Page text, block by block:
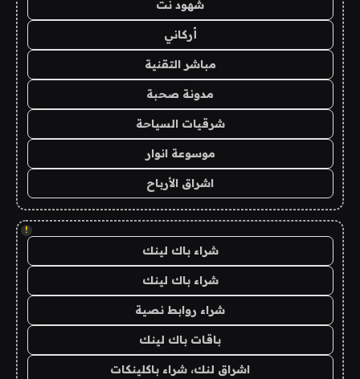
شهود نت
أركاني
مباشر التقنية
مدونة صحبة
شرقيات السياحة
موسوعة انوار
اشراق الأرباح
!
شراء باك لينك
شراء باك لينك
شراء روابط نصية
باقات باك لينك
اشراق لنك، شراء باكلينكات